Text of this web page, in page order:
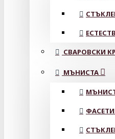
СВАРОВСКИ
МЪНИСТА